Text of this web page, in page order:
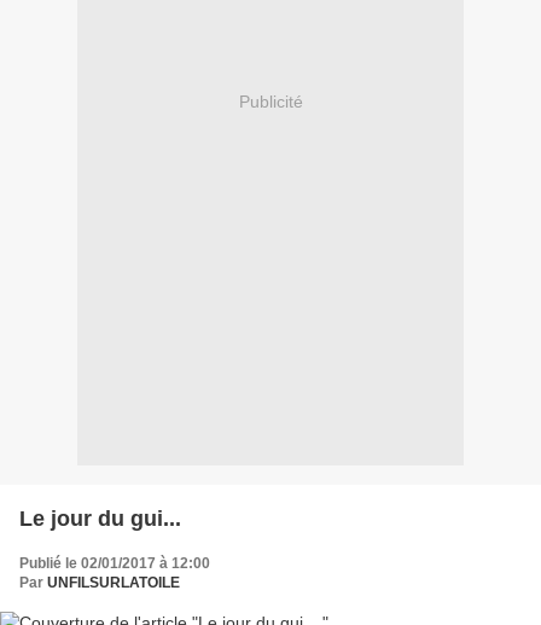
Publicité
Le jour du gui...
Publié le 02/01/2017 à 12:00
Par UNFILSURLATOILE